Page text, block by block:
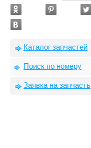
Каталог запчастей
Поиск по номеру
Заявка на запчасть